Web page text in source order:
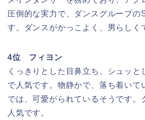
圧倒的な実力で、ダンスグループの
す。ダンスがかっこよく、男らしく
4位 フィヨン
くっきりとした目鼻立ち、シュッと
で人気です。物静かで、落ち着いて
では、可愛がられているそうです。
人気です。